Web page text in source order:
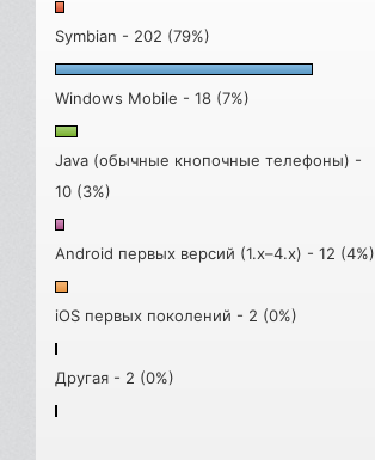
Symbian - 202 (79%)
Windows Mobile - 18 (7%)
Java (обычные кнопочные телефоны) -
10 (3%)
Android первых версий (1.x–4.x) - 12 (4%)
iOS первых поколений - 2 (0%)
Другая - 2 (0%)